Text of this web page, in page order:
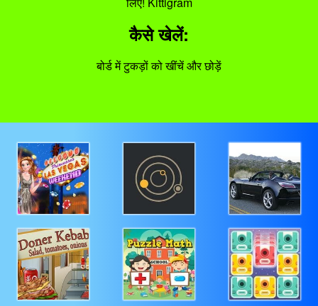
कैसे खेलें:
बोर्ड में टुकड़ों को खींचें और छोड़ें